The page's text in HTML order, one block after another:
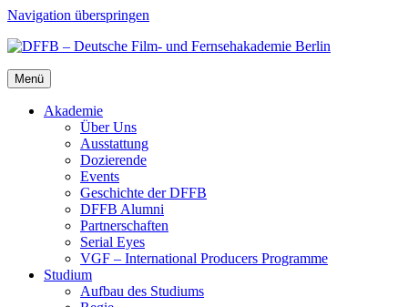
Navigation überspringen
Menü
Aka­de­mie
Über Uns
Aus­stat­tung
Dozie­ren­de
Events
Geschich­te der DFFB
DFFB Alum­ni
Part­ner­schaf­ten
Seri­al Eyes
VGF – Inter­na­tio­nal Pro­du­cers Pro­gram­me
Stu­di­um
Auf­bau des Stu­di­ums